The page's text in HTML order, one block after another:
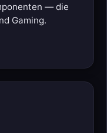
— die
Gaming.